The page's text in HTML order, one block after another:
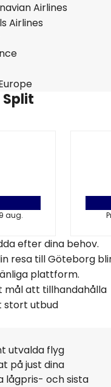
Airlines
Airlines
aug.
efter dina behov.
resa till Göteborg
plattform.
mål att tillhandahålla
stort utbud
utvalda flyg
på just dina
lågpris- och sista